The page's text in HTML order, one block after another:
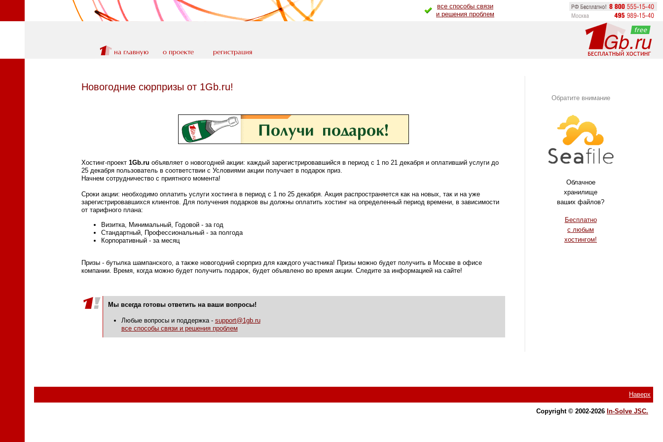
все способы связи
и решения проблем
Новогодние сюрпризы от 1Gb.ru!
Хостинг-проект 1Gb.ru объявляет о новогодней акции: каждый зарегистрировавшийся в период с 1 по 21 декабря и оплативший услуги до
25 декабря пользователь в соответствии с Условиями акции получает в подарок приз.
Начнем сотрудничество с приятного момента!
Сроки акции: необходимо оплатить услуги хостинга в период с 1 по 25 декабря. Акция распространяется как на новых, так и на уже
зарегистрировавшихся клиентов. Для получения подарков вы должны оплатить хостинг на определенный период времени, в зависимости
от тарифного плана:
Визитка, Минимальный, Годовой - за год
Стандартный, Профессиональный - за полгода
Корпоративный - за месяц
Призы - бутылка шампанского, а также новогодний сюрприз для каждого участника! Призы можно будет получить в Москве в офисе
компании. Время, когда можно будет получить подарок, будет объявлено во время акции. Следите за информацией на сайте!
Мы всегда готовы ответить на ваши вопросы!
Любые вопросы и поддержка - support@1gb.ru
все способы связи и решения проблем
Обратите внимание
Облачное
хранилище
ваших файлов?
Бесплатно
c любым
хостингом!
Наверх
Copyright © 2002-2026 In-Solve JSC.